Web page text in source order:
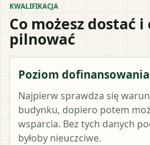
KWALIFIKACJA
Co możesz dostać
pilnować
Poziom dofinansowania
Najpierw sprawdza się
budynku, dopiero potem
wsparcia. Bez tych danych
byłoby nieuczciwe.